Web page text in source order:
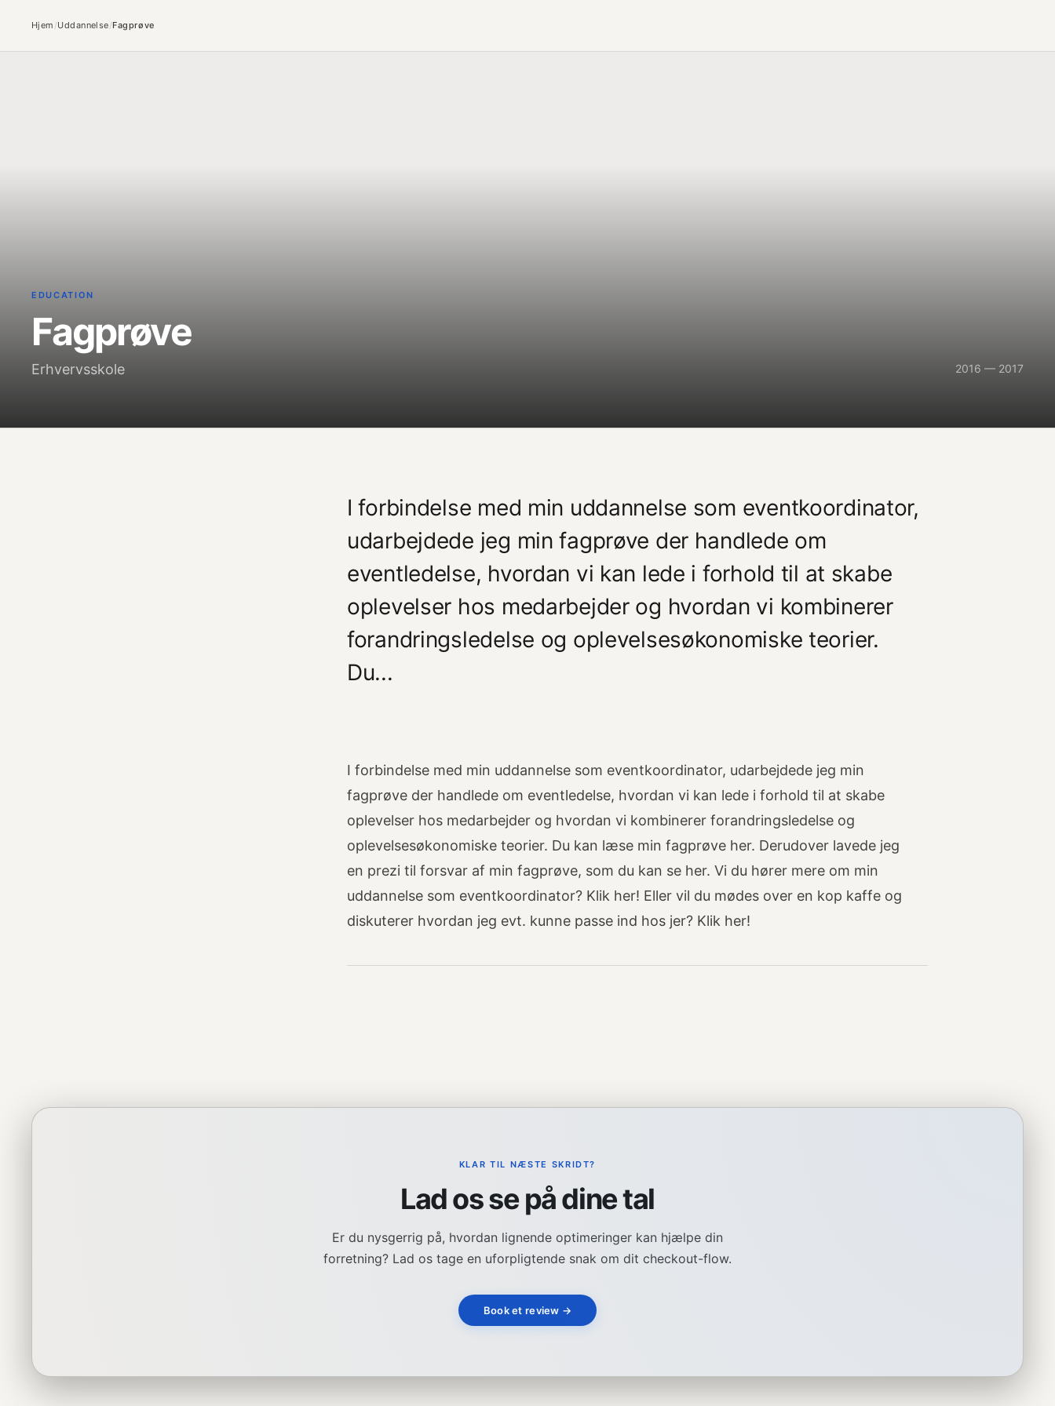
Hjem /Uddannelse/Fagprøve
EDUCATION
Fagprøve
Erhvervsskole 2016 — 2017
I forbindelse med min uddannelse som eventkoordinator,
udarbejdede jeg min fagprøve der handlede om
eventledelse, hvordan vi kan lede i forhold til at skabe
oplevelser hos medarbejder og hvordan vi kombinerer
forandringsledelse og oplevelsesøkonomiske teorier.
Du...
I forbindelse med min uddannelse som eventkoordinator, udarbejdede jeg min
fagprøve der handlede om eventledelse, hvordan vi kan lede i forhold til at skabe
oplevelser hos medarbejder og hvordan vi kombinerer forandringsledelse og
oplevelsesøkonomiske teorier. Du kan læse min fagprøve her. Derudover lavede jeg
en prezi til forsvar af min fagprøve, som du kan se her. Vi du hører mere om min
uddannelse som eventkoordinator? Klik her! Eller vil du mødes over en kop kaffe og
diskuterer hvordan jeg evt. kunne passe ind hos jer? Klik her!
KLAR TIL NÆSTE SKRIDT?
Lad os se på dine tal
Er du nysgerrig på, hvordan lignende optimeringer kan hjælpe din
forretning? Lad os tage en uforpligtende snak om dit checkout-flow.
Book et review →